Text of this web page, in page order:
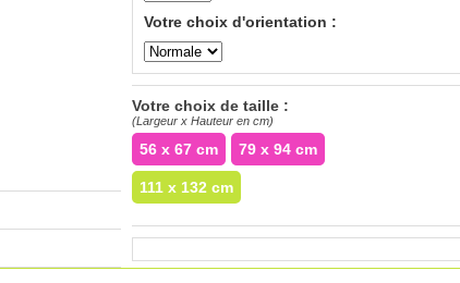
Votre choix d'orientation :
Votre choix de taille :
(Largeur x Hauteur en cm)
56 x 67 cm 79 x 94 cm
111 x 132 cm